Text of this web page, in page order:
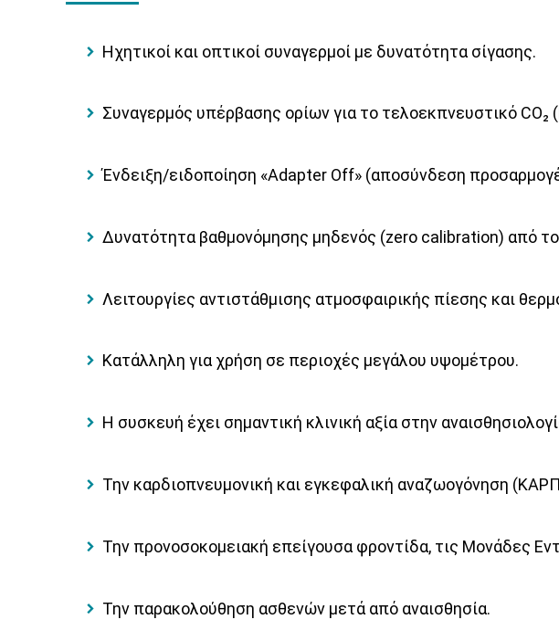
Ηχητικοί και οπτικοί συναγερμοί με δυνατότητα σίγασης.
Συναγερμός υπέρβασης ορίων για το τελοεκπνευστικό CO₂
Ένδειξη/ειδοποίηση «Adapter Off» (αποσύνδεση
Δυνατότητα βαθμονόμησης μηδενός (zero calibration) από
Λειτουργίες αντιστάθμισης ατμοσφαιρικής πίεσης και
Κατάλληλη για χρήση σε περιοχές μεγάλου υψομέτρου.
Η συσκευή έχει σημαντική κλινική αξία στην
Την καρδιοπνευμονική και εγκεφαλική αναζωογόνηση
Την προνοσοκομειακή επείγουσα φροντίδα, τις Μονάδες
Την παρακολούθηση ασθενών μετά από αναισθησία.